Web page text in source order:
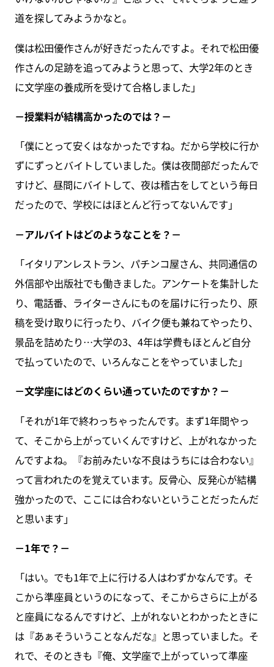
道を探してみようかなと。
僕は松田優作さんが好きだったんですよ。それで松田優
作さんの足跡を追ってみようと思って、大学2年のとき
に文学座の養成所を受けて合格しました」
－授業料が結構高かったのでは？－
「僕にとって安くはなかったですね。だから学校に行か
ずにずっとバイトしていました。僕は夜間部だったんで
すけど、昼間にバイトして、夜は稽古をしてという毎日
だったので、学校にはほとんど行ってないんです」
－アルバイトはどのようなことを？－
「イタリアンレストラン、パチンコ屋さん、共同通信の
外信部や出版社でも働きました。アンケートを集計した
り、電話番、ライターさんにものを届けに行ったり、原
稿を受け取りに行ったり、バイク便も兼ねてやったり、
景品を詰めたり…大学の3、4年は学費もほとんど自分
で払っていたので、いろんなことをやっていました」
－文学座にはどのくらい通っていたのですか？－
「それが1年で終わっちゃったんです。まず1年間やっ
て、そこから上がっていくんですけど、上がれなかった
んですよね。『お前みたいな不良はうちには合わない』
って言われたのを覚えています。反骨心、反発心が結構
強かったので、ここには合わないということだったんだ
と思います」
－1年で？－
「はい。でも1年で上に行ける人はわずかなんです。そ
こから準座員というのになって、そこからさらに上がる
と座員になるんですけど、上がれないとわかったときに
は『あぁそういうことなんだな』と思っていました。そ
れで、そのときも『俺、文学座で上がっていって準座